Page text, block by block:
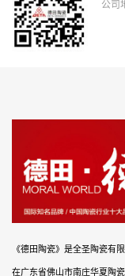
公司
《德田陶瓷》是全圣陶瓷有
在广东省佛山市南庄华夏陶